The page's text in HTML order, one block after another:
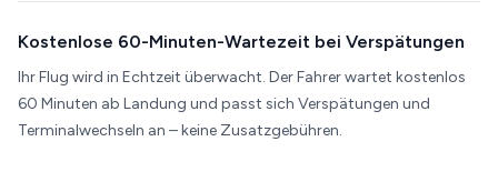
Kostenlose 60-Minuten-Wartezeit bei Verspätungen
Ihr Flug wird in Echtzeit überwacht. Der Fahrer wartet kostenlos
60 Minuten ab Landung und passt sich Verspätungen und
Terminalwechseln an – keine Zusatzgebühren.